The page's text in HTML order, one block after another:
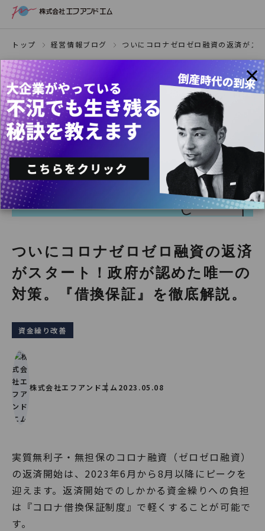
トップ 経営情報ブログ ついにコロナゼロゼロ融資の返済がス
ついにコロナゼロゼロ融資の返済
がスタート！政府が認めた唯一の
対策。『借換保証』を徹底解説。
資金繰り改善
株式会社エフアンドエム 2023.05.08
実質無利子・無担保のコロナ融資（ゼロゼロ融資）
の返済開始は、2023年6月から8月以降にピークを
迎えます。返済開始でのしかかる資金繰りへの負担
は『コロナ借換保証制度』で軽くすることが可能で
す。
×